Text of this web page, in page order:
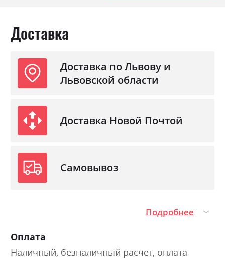
Доставка
Доставка по Львову и
Львовской области
Доставка Новой Почтой
Самовывоз
Подробнее
Оплата
Наличный, безналичный расчет, оплата